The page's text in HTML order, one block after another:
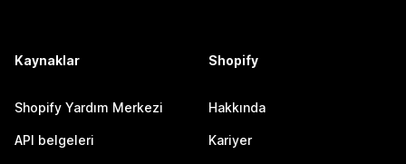
Kaynaklar
Shopify Yardım Merkezi
API belgeleri
Shopify
Hakkında
Kariyer